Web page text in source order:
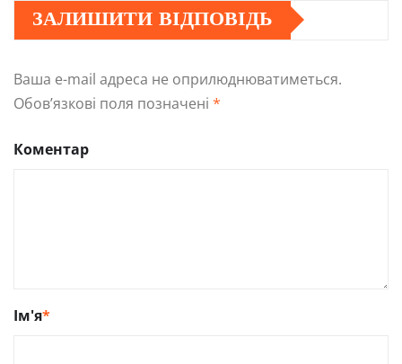
ЗАЛИШИТИ ВІДПОВІДЬ
Ваша e-mail адреса не оприлюднюватиметься.
Обов’язкові поля позначені *
Коментар
Ім'я*